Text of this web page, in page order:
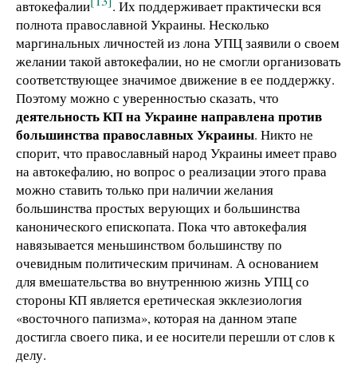
автокефалии
. Их поддерживает практически вся
полнота православной Украины. Несколько
маргинальных личностей из лона УПЦ заявили о своем
желании такой автокефалии, но не смогли организовать
соответствующее значимое движение в ее поддержку.
Поэтому можно с уверенностью сказать, что
деятельность КП на Украине направлена против
большинства православных Украины. Никто не
спорит, что православный народ Украины имеет право
на автокефалию, но вопрос о реализации этого права
можно ставить только при наличии желания
большинства простых верующих и большинства
канонического епископата. Пока что автокефалия
навязывается меньшинством большинству по
очевидным политическим причинам. А основанием
для вмешательства во внутреннюю жизнь УПЦ со
стороны КП является еретическая экклезиология
«восточного папизма», которая на данном этапе
достигла своего пика, и ее носители перешли от слов к
делу.